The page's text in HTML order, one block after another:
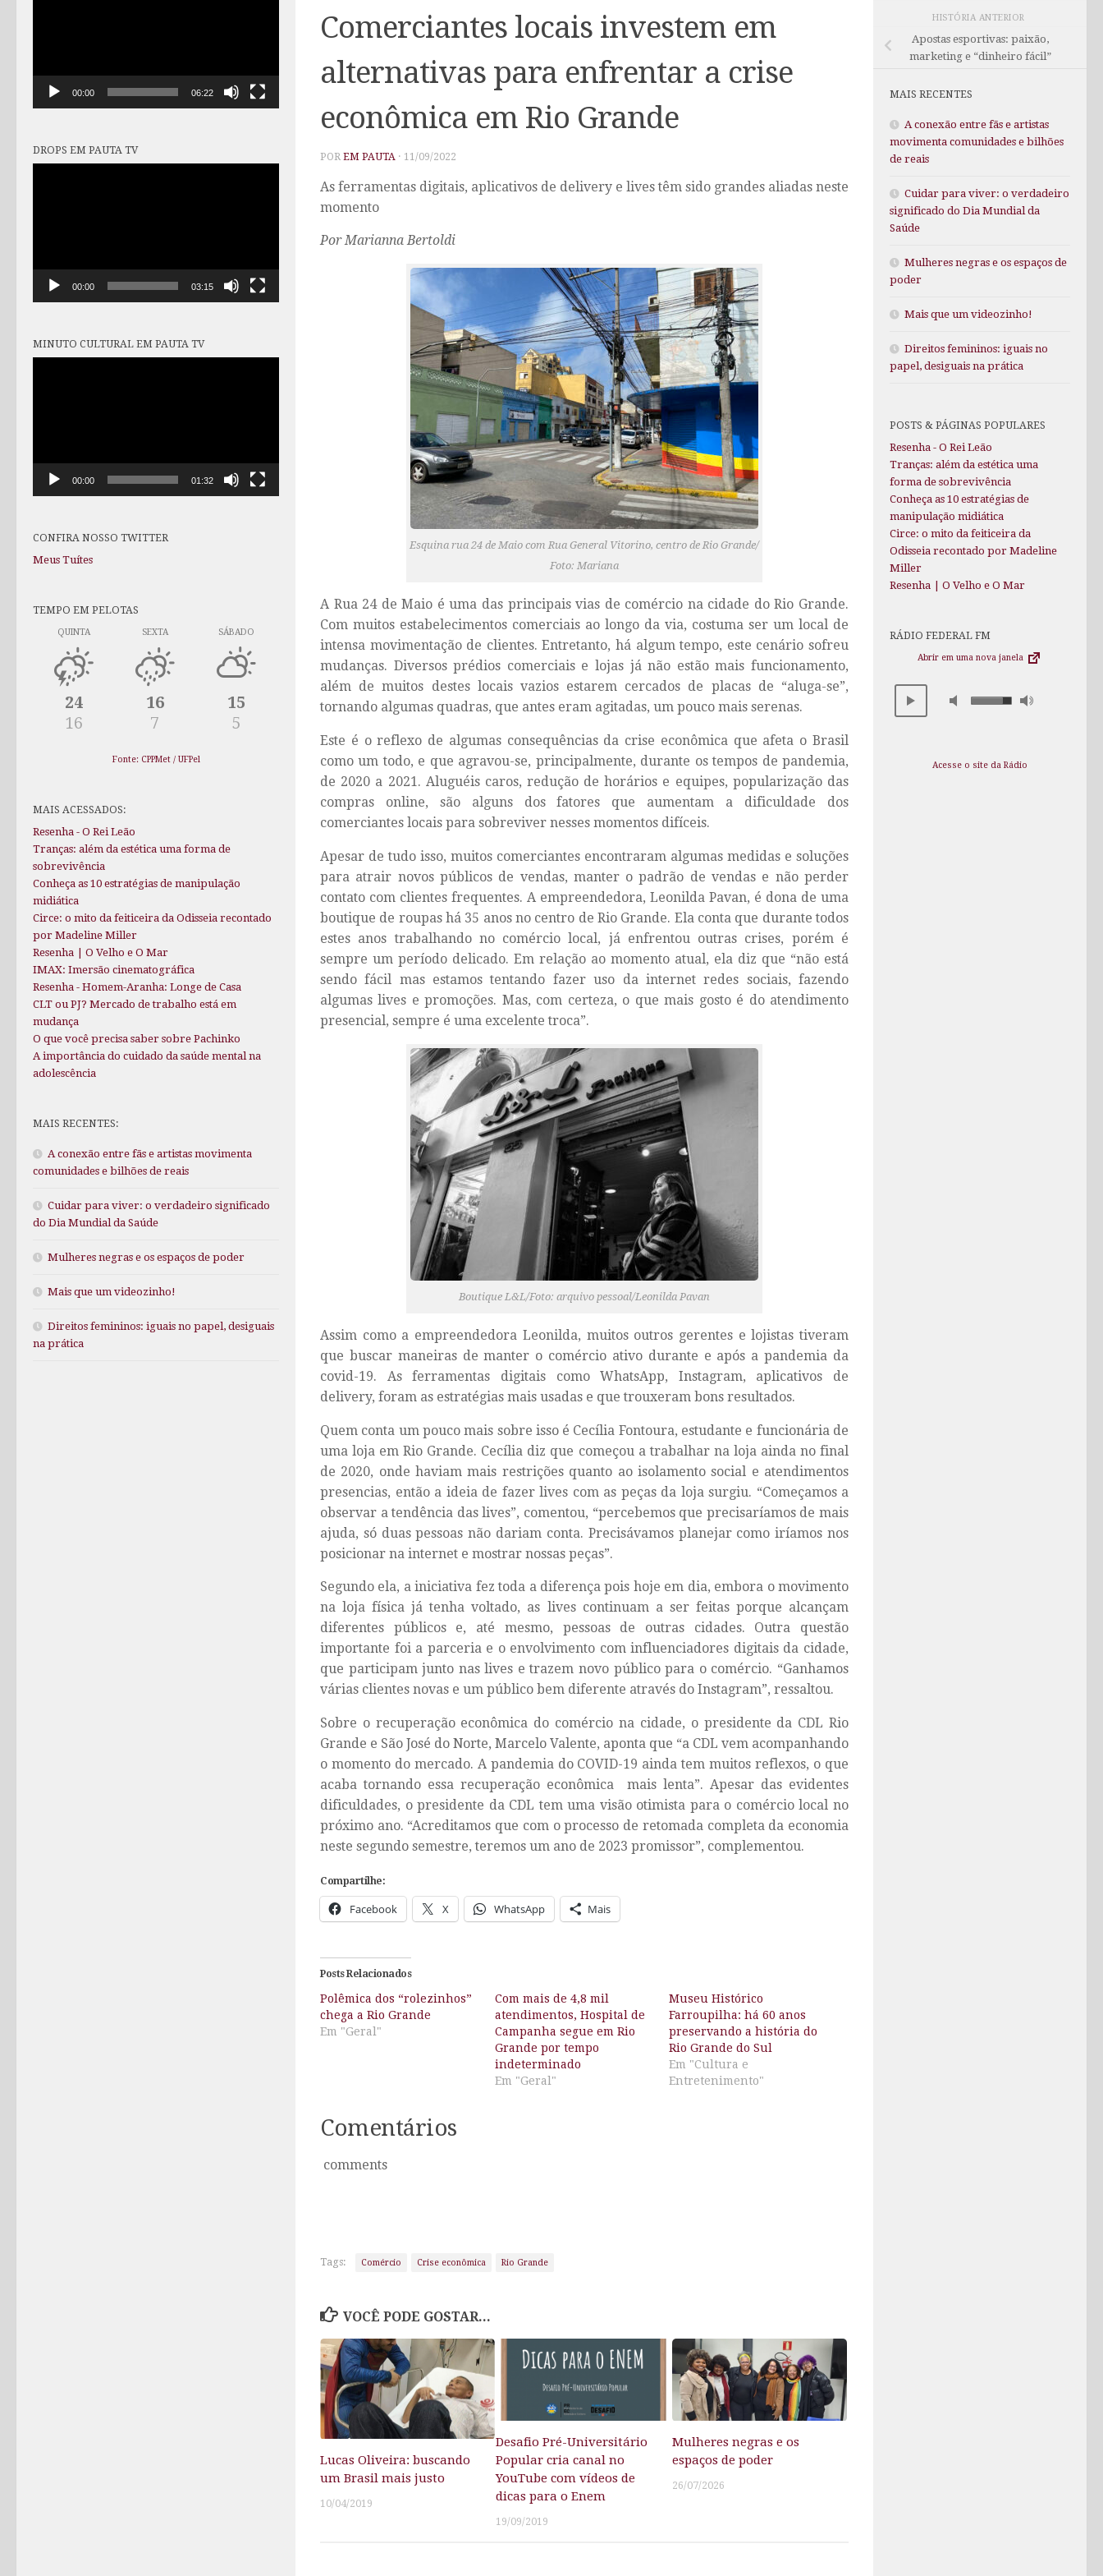
Comerciantes locais investem em
alternativas para enfrentar a crise
econômica em Rio Grande
POR EM PAUTA · 11/09/2022
As ferramentas digitais, aplicativos de delivery e lives têm sido grandes aliadas neste
momento
Por Marianna Bertoldi
Esquina rua 24 de Maio com Rua General Vitorino, centro de Rio Grande/
Foto: Mariana
A Rua 24 de Maio é uma das principais vias de comércio na cidade do Rio Grande.
Com muitos estabelecimentos comerciais ao longo da via, costuma ser um local de
intensa movimentação de clientes. Entretanto, há algum tempo, este cenário sofreu
mudanças. Diversos prédios comerciais e lojas já não estão mais funcionamento,
além de muitos destes locais vazios estarem cercados de placas de “aluga-se”,
tornando algumas quadras, que antes eram agitadas, um pouco mais serenas.
Este é o reflexo de algumas consequências da crise econômica que afeta o Brasil
como um todo, e que agravou-se, principalmente, durante os tempos de pandemia,
de 2020 a 2021. Aluguéis caros, redução de horários e equipes, popularização das
compras online, são alguns dos fatores que aumentam a dificuldade dos
comerciantes locais para sobreviver nesses momentos difíceis.
Apesar de tudo isso, muitos comerciantes encontraram algumas medidas e soluções
para atrair novos públicos de vendas, manter o padrão de vendas e não perder
contato com clientes frequentes. A empreendedora, Leonilda Pavan, é dona de uma
boutique de roupas há 35 anos no centro de Rio Grande. Ela conta que durante todos
estes anos trabalhando no comércio local, já enfrentou outras crises, porém é
sempre um período delicado. Em relação ao momento atual, ela diz que “não está
sendo fácil mas estamos tentando fazer uso da internet redes sociais, fazendo
algumas lives e promoções. Mas, com certeza, o que mais gosto é do atendimento
presencial, sempre é uma excelente troca”.
Boutique L&L/Foto: arquivo pessoal/Leonilda Pavan
Assim como a empreendedora Leonilda, muitos outros gerentes e lojistas tiveram
que buscar maneiras de manter o comércio ativo durante e após a pandemia da
covid-19. As ferramentas digitais como WhatsApp, Instagram, aplicativos de
delivery, foram as estratégias mais usadas e que trouxeram bons resultados.
Quem conta um pouco mais sobre isso é Cecília Fontoura, estudante e funcionária de
uma loja em Rio Grande. Cecília diz que começou a trabalhar na loja ainda no final
de 2020, onde haviam mais restrições quanto ao isolamento social e atendimentos
presencias, então a ideia de fazer lives com as peças da loja surgiu. “Começamos a
observar a tendência das lives”, comentou, “percebemos que precisaríamos de mais
ajuda, só duas pessoas não dariam conta. Precisávamos planejar como iríamos nos
posicionar na internet e mostrar nossas peças”.
Segundo ela, a iniciativa fez toda a diferença pois hoje em dia, embora o movimento
na loja física já tenha voltado, as lives continuam a ser feitas porque alcançam
diferentes públicos e, até mesmo, pessoas de outras cidades. Outra questão
importante foi a parceria e o envolvimento com influenciadores digitais da cidade,
que participam junto nas lives e trazem novo público para o comércio. “Ganhamos
várias clientes novas e um público bem diferente através do Instagram”, ressaltou.
Sobre o recuperação econômica do comércio na cidade, o presidente da CDL Rio
Grande e São José do Norte, Marcelo Valente, aponta que “a CDL vem acompanhando
o momento do mercado. A pandemia do COVID-19 ainda tem muitos reflexos, o que
acaba tornando essa recuperação econômica mais lenta”. Apesar das evidentes
dificuldades, o presidente da CDL tem uma visão otimista para o comércio local no
próximo ano. “Acreditamos que com o processo de retomada completa da economia
neste segundo semestre, teremos um ano de 2023 promissor”, complementou.
Compartilhe:
Facebook X WhatsApp Mais
Posts Relacionados
Polêmica dos “rolezinhos”
chega a Rio Grande
Em "Geral"
Com mais de 4,8 mil
atendimentos, Hospital de
Campanha segue em Rio
Grande por tempo
indeterminado
Em "Geral"
Museu Histórico
Farroupilha: há 60 anos
preservando a história do
Rio Grande do Sul
Em "Cultura e
Entretenimento"
Comentários
comments
Tags: Comércio Crise econômica Rio Grande
VOCÊ PODE GOSTAR...
Lucas Oliveira: buscando
um Brasil mais justo
10/04/2019
Desafio Pré-Universitário
Popular cria canal no
YouTube com vídeos de
dicas para o Enem
19/09/2019
Mulheres negras e os
espaços de poder
26/07/2026
00:00 06:22
DROPS EM PAUTA TV
00:00 03:15
MINUTO CULTURAL EM PAUTA TV
00:00 01:32
CONFIRA NOSSO TWITTER
Meus Tuítes
TEMPO EM PELOTAS
QUINTA
24
16
SEXTA
16
7
SÁBADO
15
5
Fonte: CPPMet / UFPel
MAIS ACESSADOS:
Resenha - O Rei Leão
Tranças: além da estética uma forma de
sobrevivência
Conheça as 10 estratégias de manipulação
midiática
Circe: o mito da feiticeira da Odisseia recontado
por Madeline Miller
Resenha | O Velho e O Mar
IMAX: Imersão cinematográfica
Resenha - Homem-Aranha: Longe de Casa
CLT ou PJ? Mercado de trabalho está em
mudança
O que você precisa saber sobre Pachinko
A importância do cuidado da saúde mental na
adolescência
MAIS RECENTES:
A conexão entre fãs e artistas movimenta
comunidades e bilhões de reais
Cuidar para viver: o verdadeiro significado
do Dia Mundial da Saúde
Mulheres negras e os espaços de poder
Mais que um videozinho!
Direitos femininos: iguais no papel, desiguais
na prática
HISTÓRIA ANTERIOR
Apostas esportivas: paixão,
marketing e “dinheiro fácil”
MAIS RECENTES
A conexão entre fãs e artistas
movimenta comunidades e bilhões
de reais
Cuidar para viver: o verdadeiro
significado do Dia Mundial da
Saúde
Mulheres negras e os espaços de
poder
Mais que um videozinho!
Direitos femininos: iguais no
papel, desiguais na prática
POSTS & PÁGINAS POPULARES
Resenha - O Rei Leão
Tranças: além da estética uma
forma de sobrevivência
Conheça as 10 estratégias de
manipulação midiática
Circe: o mito da feiticeira da
Odisseia recontado por Madeline
Miller
Resenha | O Velho e O Mar
RÁDIO FEDERAL FM
Abrir em uma nova janela
Acesse o site da Rádio